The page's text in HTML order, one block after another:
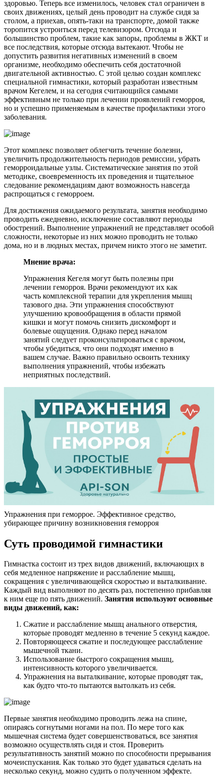
здоровью. Теперь все изменилось, человек стал ограничен в
своих движениях, целый день проводит на службе сидя за
столом, а приехав, опять-таки на транспорте, домой также
торопится устроиться перед телевизором. Отсюда и
большинство проблем, такие как запоры, проблемы в ЖКТ и
все последствия, которые отсюда вытекают. Чтобы не
допустить развития негативных изменений в своем
организме, необходимо обеспечить себя достаточной
двигательной активностью. С этой целью создан комплекс
специальной гимнастики, который разработан известным
врачом Кегелем, и на сегодня считающийся самыми
эффективным не только при лечении проявлений геморроя,
но и успешно применяемым в качестве профилактики этого
заболевания.
Этот комплекс позволяет облегчить течение болезни,
увеличить продолжительность периодов ремиссии, убрать
геморроидальные узлы. Систематические занятия по этой
методике, своевременность их проведения и тщательное
следование рекомендациям дают возможность навсегда
распрощаться с геморроем.
Для достижения ожидаемого результата, занятия необходимо
проводить ежедневно, исключение составляют периоды
обострений. Выполнение упражнений не представляет особой
сложности, некоторые из них можно проводить не только
дома, но и в людных местах, причем никто этого не заметит.
Мнение врача:
Упражнения Кегеля могут быть полезны при
лечении геморроя. Врачи рекомендуют их как
часть комплексной терапии для укрепления мышц
тазового дна. Эти упражнения способствуют
улучшению кровообращения в области прямой
кишки и могут помочь снизить дискомфорт и
болевые ощущения. Однако перед началом
занятий следует проконсультироваться с врачом,
чтобы убедиться, что они подходят именно в
вашем случае. Важно правильно освоить технику
выполнения упражнений, чтобы избежать
неприятных последствий.
Упражнения при геморрое. Эффективное средство,
убирающее причину возникновения геморроя
Суть проводимой гимнастики
Гимнастка состоит из трех видов движений, включающих в
себя медленное напряжение и расслабление мышц,
сокращения с увеличивающейся скоростью и выталкивание.
Каждый вид выполняют по десять раз, постепенно прибавляя
к ним еще по пять движений. Занятия используют основные
виды движений, как:
Сжатие и расслабление мышц анального отверстия,
которые проводят медленно в течение 5 секунд каждое.
Повторяющееся сжатие и последующее расслабление
мышечной ткани.
Использование быстрого сокращения мышц,
интенсивность которого увеличивается.
Упражнения на выталкивание, которые проводят так,
как будто что-то пытаются вытолкать из себя.
Первые занятия необходимо проводить лежа на спине,
опираясь согнутыми ногами на пол. По мере того как
мышечная система будет совершенствоваться, все занятия
возможно осуществлять сидя и стоя. Проверить
результативность занятий можно по способности прерывания
мочеиспускания. Как только это будет удаваться сделать на
несколько секунд, можно судить о полученном эффекте.